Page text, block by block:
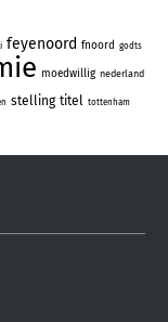
feyenoord fnoord godts
moedwillig nederland
stelling titel tottenham